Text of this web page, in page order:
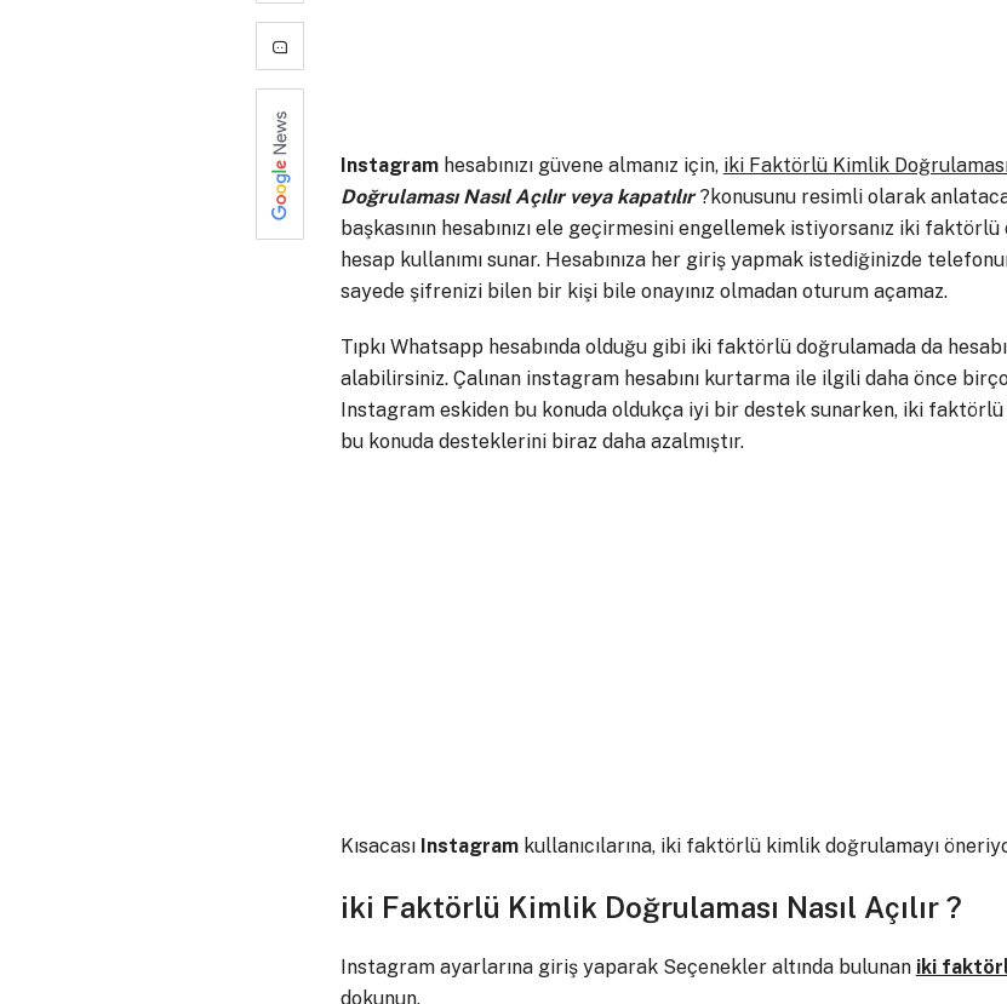
-
0
Instagramhesabınızı güvene almanız için, iki Faktörlü Kimlik
Doğrulaması Nasıl Açılır veya kapatılır?konusunu resimli olarak
başkasının hesabınızı ele geçirmesini engellemek istiyorsanız iki
hesap kullanımı sunar. Hesabınıza her giriş yapmak istediğinizde
sayede şifrenizi bilen bir kişi bile onayınız olmadan oturum açamaz.
Tıpkı Whatsapp hesabında olduğu gibi iki faktörlü doğrulamada da
alabilirsiniz. Çalınan instagram hesabını kurtarma ile ilgili daha önce
Instagram eskiden bu konuda oldukça iyi bir destek sunarken, iki
bu konuda desteklerini biraz daha azalmıştır.
Kısacası Instagramkullanıcılarına, iki faktörlü kimlik doğrulamayı
iki Faktörlü Kimlik Doğrulaması Nasıl Açılır ?
Instagram ayarlarına giriş yaparak Seçenekler altında bulunan iki
dokunun.